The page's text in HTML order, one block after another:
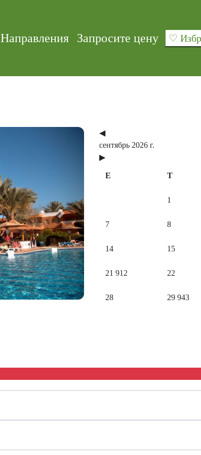
Направления Запросите цену ♡
Next
◀
сентябрь 2026 г.
▶
E T
1
7 8
14 15
21 912 22
28 29 943